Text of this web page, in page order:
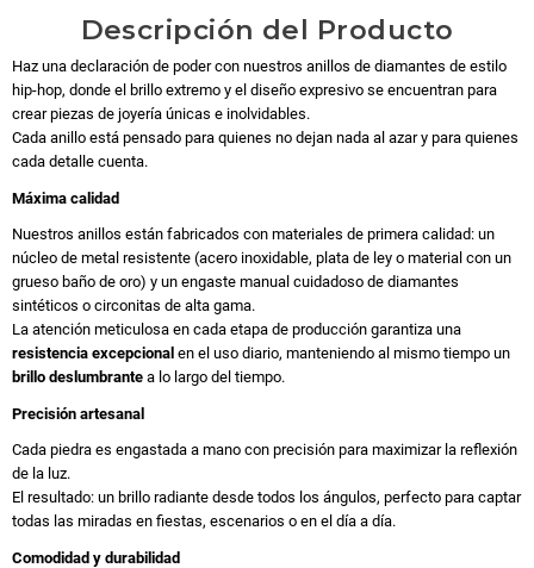
Descripción del Producto
Haz una declaración de poder con nuestros anillos de diamantes de estilo
hip-hop, donde el brillo extremo y el diseño expresivo se encuentran para
crear piezas de joyería únicas e inolvidables.
Cada anillo está pensado para quienes no dejan nada al azar y para quienes
cada detalle cuenta.
Máxima calidad
Nuestros anillos están fabricados con materiales de primera calidad: un
núcleo de metal resistente (acero inoxidable, plata de ley o material con un
grueso baño de oro) y un engaste manual cuidadoso de diamantes
sintéticos o circonitas de alta gama.
La atención meticulosa en cada etapa de producción garantiza una
resistencia excepcional en el uso diario, manteniendo al mismo tiempo un
brillo deslumbrante a lo largo del tiempo.
Precisión artesanal
Cada piedra es engastada a mano con precisión para maximizar la reflexión
de la luz.
El resultado: un brillo radiante desde todos los ángulos, perfecto para captar
todas las miradas en fiestas, escenarios o en el día a día.
Comodidad y durabilidad